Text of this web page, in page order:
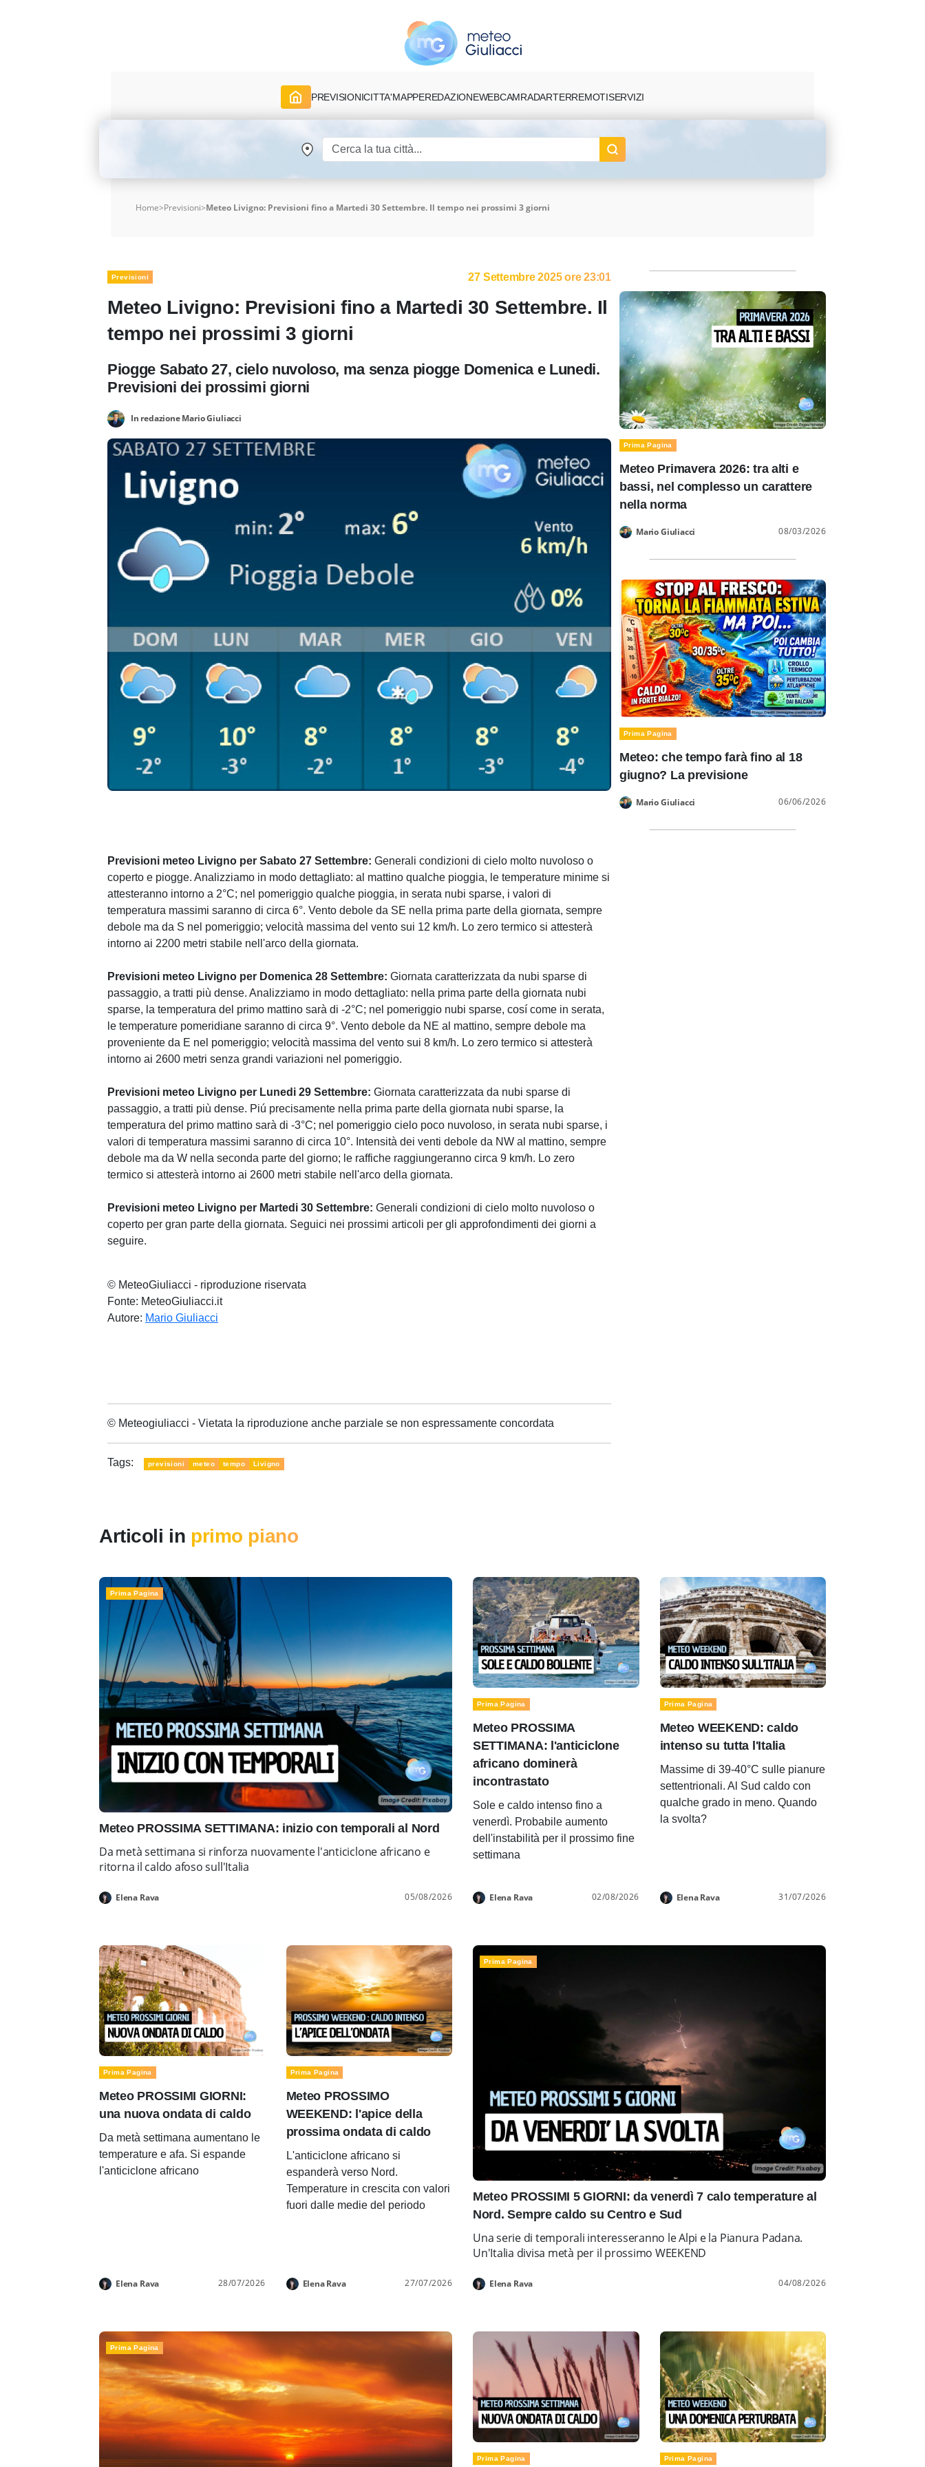
PREVISIONICITTA'MAPPEREDAZIONEWEBCAMRADARTERREMOTISERVIZI
Home>Previsioni>Meteo Livigno: Previsioni fino a Martedi 30 Settembre. Il tempo nei prossimi 3 giorni
Previsioni 27 Settembre 2025 ore 23:01
Meteo Livigno: Previsioni fino a Martedi 30 Settembre. Il
tempo nei prossimi 3 giorni
Piogge Sabato 27, cielo nuvoloso, ma senza piogge Domenica e Lunedi.
Previsioni dei prossimi giorni
In redazione Mario Giuliacci
Previsioni meteo Livigno per Sabato 27 Settembre: Generali condizioni di cielo molto nuvoloso o
coperto e piogge. Analizziamo in modo dettagliato: al mattino qualche pioggia, le temperature minime si
attesteranno intorno a 2°C; nel pomeriggio qualche pioggia, in serata nubi sparse, i valori di
temperatura massimi saranno di circa 6°. Vento debole da SE nella prima parte della giornata, sempre
debole ma da S nel pomeriggio; velocità massima del vento sui 12 km/h. Lo zero termico si attesterà
intorno ai 2200 metri stabile nell'arco della giornata.
Previsioni meteo Livigno per Domenica 28 Settembre: Giornata caratterizzata da nubi sparse di
passaggio, a tratti più dense. Analizziamo in modo dettagliato: nella prima parte della giornata nubi
sparse, la temperatura del primo mattino sarà di -2°C; nel pomeriggio nubi sparse, cosí come in serata,
le temperature pomeridiane saranno di circa 9°. Vento debole da NE al mattino, sempre debole ma
proveniente da E nel pomeriggio; velocità massima del vento sui 8 km/h. Lo zero termico si attesterà
intorno ai 2600 metri senza grandi variazioni nel pomeriggio.
Previsioni meteo Livigno per Lunedi 29 Settembre: Giornata caratterizzata da nubi sparse di
passaggio, a tratti più dense. Piú precisamente nella prima parte della giornata nubi sparse, la
temperatura del primo mattino sarà di -3°C; nel pomeriggio cielo poco nuvoloso, in serata nubi sparse, i
valori di temperatura massimi saranno di circa 10°. Intensità dei venti debole da NW al mattino, sempre
debole ma da W nella seconda parte del giorno; le raffiche raggiungeranno circa 9 km/h. Lo zero
termico si attesterà intorno ai 2600 metri stabile nell'arco della giornata.
Previsioni meteo Livigno per Martedi 30 Settembre: Generali condizioni di cielo molto nuvoloso o
coperto per gran parte della giornata. Seguici nei prossimi articoli per gli approfondimenti dei giorni a
seguire.
© MeteoGiuliacci - riproduzione riservata
Fonte: MeteoGiuliacci.it
Autore: Mario Giuliacci
© Meteogiuliacci - Vietata la riproduzione anche parziale se non espressamente concordata
Tags: previsioni meteo tempo Livigno
Prima Pagina
Meteo Primavera 2026: tra alti e
bassi, nel complesso un carattere
nella norma
Mario Giuliacci 08/03/2026
Prima Pagina
Meteo: che tempo farà fino al 18
giugno? La previsione
Mario Giuliacci 06/06/2026
Articoli in primo piano
Prima Pagina
Meteo PROSSIMA SETTIMANA: inizio con temporali al Nord
Da metà settimana si rinforza nuovamente l'anticiclone africano e
ritorna il caldo afoso sull'Italia
Elena Rava 05/08/2026
Prima Pagina
Meteo PROSSIMA
SETTIMANA: l'anticiclone
africano dominerà
incontrastato
Sole e caldo intenso fino a
venerdì. Probabile aumento
dell'instabilità per il prossimo fine
settimana
Elena Rava 02/08/2026
Prima Pagina
Meteo WEEKEND: caldo
intenso su tutta l'Italia
Massime di 39-40°C sulle pianure
settentrionali. Al Sud caldo con
qualche grado in meno. Quando
la svolta?
Elena Rava 31/07/2026
Prima Pagina
Meteo PROSSIMI GIORNI:
una nuova ondata di caldo
Da metà settimana aumentano le
temperature e afa. Si espande
l'anticiclone africano
Elena Rava 28/07/2026
Prima Pagina
Meteo PROSSIMO
WEEKEND: l'apice della
prossima ondata di caldo
L'anticiclone africano si
espanderà verso Nord.
Temperature in crescita con valori
fuori dalle medie del periodo
Elena Rava 27/07/2026
Prima Pagina
Meteo PROSSIMI 5 GIORNI: da venerdì 7 calo temperature al
Nord. Sempre caldo su Centro e Sud
Una serie di temporali interesseranno le Alpi e la Pianura Padana.
Un'Italia divisa metà per il prossimo WEEKEND
Elena Rava 04/08/2026
Prima Pagina
Prima Pagina Prima Pagina